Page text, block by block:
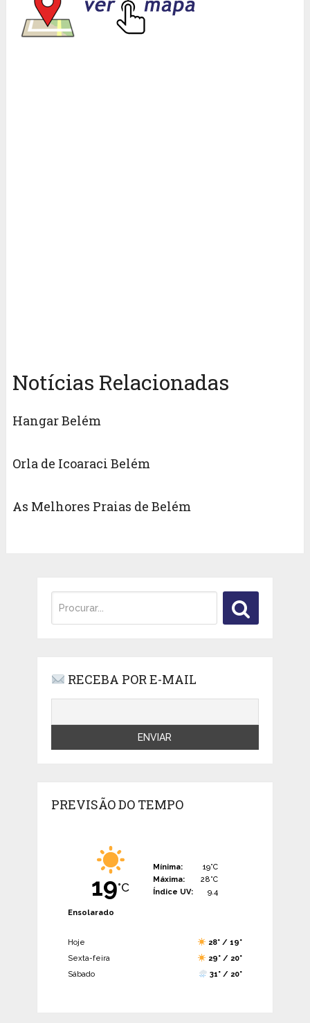
Notícias Relacionadas
Hangar Belém
Orla de Icoaraci Belém
As Melhores Praias de Belém
RECEBA POR E-MAIL
PREVISÃO DO TEMPO
19°C
Mínima:
19°C
Máxima:
28°C
Índice UV:
9.4
Ensolarado
Hoje
28° / 19°
Sexta-feira
29° / 20°
Sábado
31° / 20°